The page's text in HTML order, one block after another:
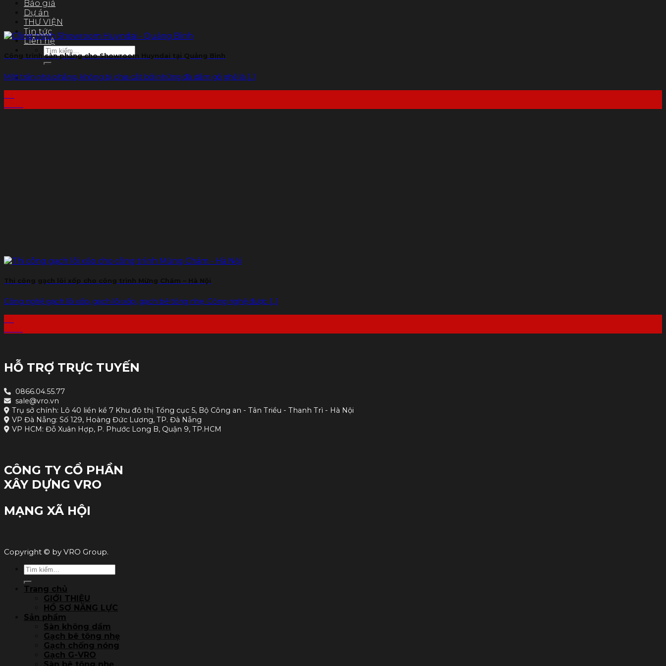
Báo giá
Dự án
THƯ VIỆN
Tin tức
Liên hệ
Tìm
kiếm:
Công trình sàn phẳng cho Showroom Huyndai tại Quảng Bình
Một trần nhà phẳng, không bị chia cắt bởi những đà dầm gồ ghề là [...]
Công nghệ gạch lõi xốp, gạch lõi xốp, gạch bê tông nhẹ. Công nghệ được [...]
HỖ TRỢ TRỰC TUYẾN
0866.04.55.77
sale@vro.vn
Trụ sở chính: Lô 40 liền kề 7 Khu đô thị Tổng cục 5, Bộ Công an - Tân Triều - Thanh Trì - Hà Nội
VP Đà Nẵng: Số 129, Hoàng Đức Lương, TP. Đà Nẵng
VP HCM: Đỗ Xuân Hợp, P. Phước Long B, Quận 9, TP.HCM
CÔNG TY CỔ PHẦN
XÂY DỰNG VRO
MẠNG XÃ HỘI
Copyright © by VRO Group.
Tìm
Trang chủ
GIỚI THIỆU
HỒ SƠ NĂNG LỰC
Sản phẩm
Sàn không dầm
Gạch bê tông nhẹ
Gạch chống nóng
Gạch G-VRO